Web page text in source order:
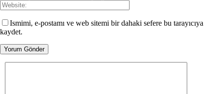
Ismimi, e-postamı ve web sitemi bir dahaki sefere bu tarayıcıya
kaydet.